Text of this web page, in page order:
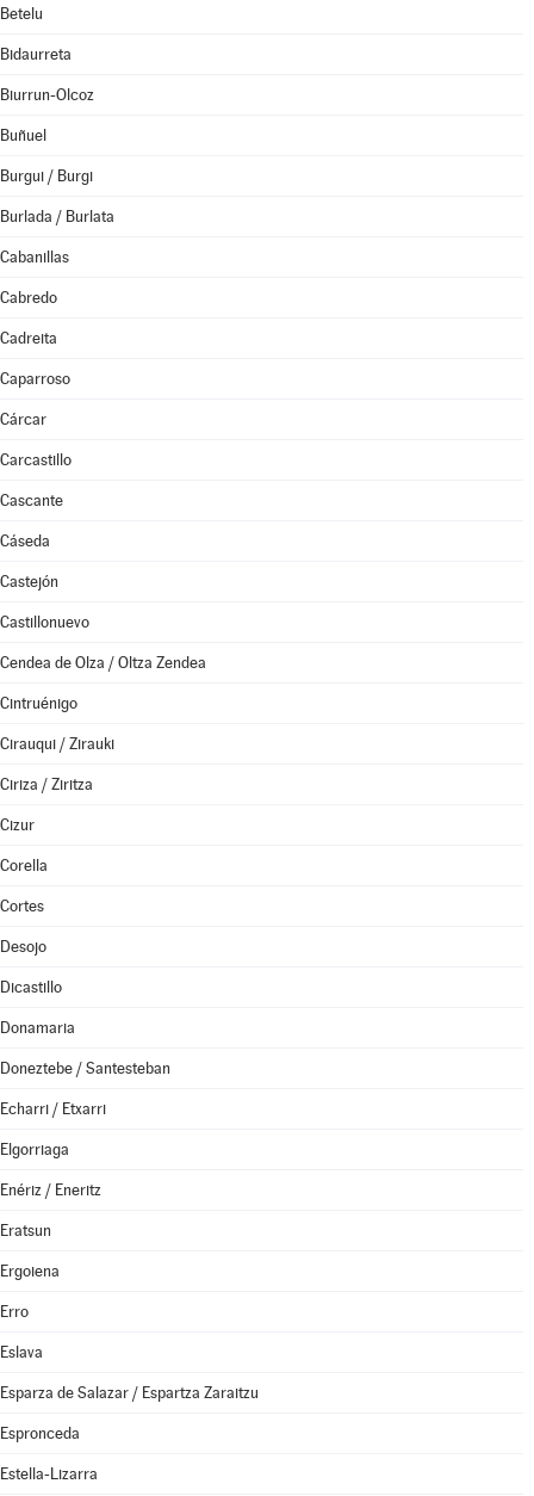
Betelu
Bidaurreta
Biurrun-Olcoz
Buñuel
Burgui / Burgi
Burlada / Burlata
Cabanillas
Cabredo
Cadreita
Caparroso
Cárcar
Carcastillo
Cascante
Cáseda
Castejón
Castillonuevo
Cendea de Olza / Oltza Zendea
Cintruénigo
Cirauqui / Zirauki
Ciriza / Ziritza
Cizur
Corella
Cortes
Desojo
Dicastillo
Donamaria
Doneztebe / Santesteban
Echarri / Etxarri
Elgorriaga
Enériz / Eneritz
Eratsun
Ergoiena
Erro
Eslava
Esparza de Salazar / Espartza Zaraitzu
Espronceda
Estella-Lizarra